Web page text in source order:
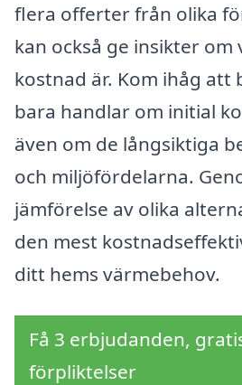
flera offerter från olika
kan också ge insikter om
kostnad är. Kom ihåg att
bara handlar om initial
även om de långsiktiga
och miljöfördelarna.
jämförelse av olika
den mest
ditt hems värmebehov.
Få 3 erbjudanden,
förpliktelser